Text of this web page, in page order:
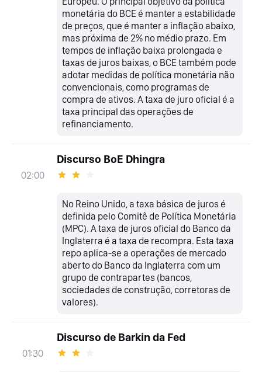
monetária do BCE é manter a estabilidade
de preços, que é manter a inflação abaixo,
mas próxima de 2% no médio prazo. Em
tempos de inflação baixa prolongada e
taxas de juros baixas, o BCE também pode
adotar medidas de política monetária não
convencionais, como programas de
compra de ativos. A taxa de juro oficial é a
taxa principal das operações de
refinanciamento.
02:00
Discurso BoE Dhingra
No Reino Unido, a taxa básica de juros é
definida pelo Comitê de Política Monetária
(MPC). A taxa de juros oficial do Banco da
Inglaterra é a taxa de recompra. Esta taxa
repo aplica-se a operações de mercado
aberto do Banco da Inglaterra com um
grupo de contrapartes (bancos,
sociedades de construção, corretoras de
valores).
01:30
Discurso de Barkin da Fed